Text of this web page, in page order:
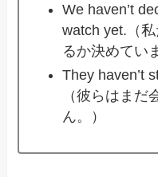
We haven’t
watch yet.（
るか決めてい
They haven’t
（彼らはまだ
ん。）